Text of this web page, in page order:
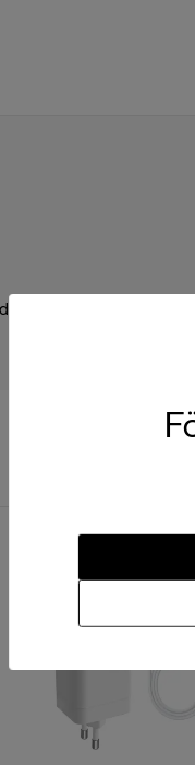
och redo för